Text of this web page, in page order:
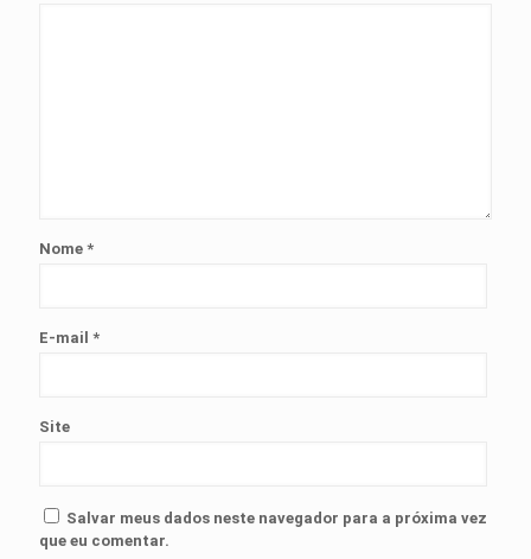
Nome *
E-mail *
Site
Salvar meus dados neste navegador para a próxima vez
que eu comentar.